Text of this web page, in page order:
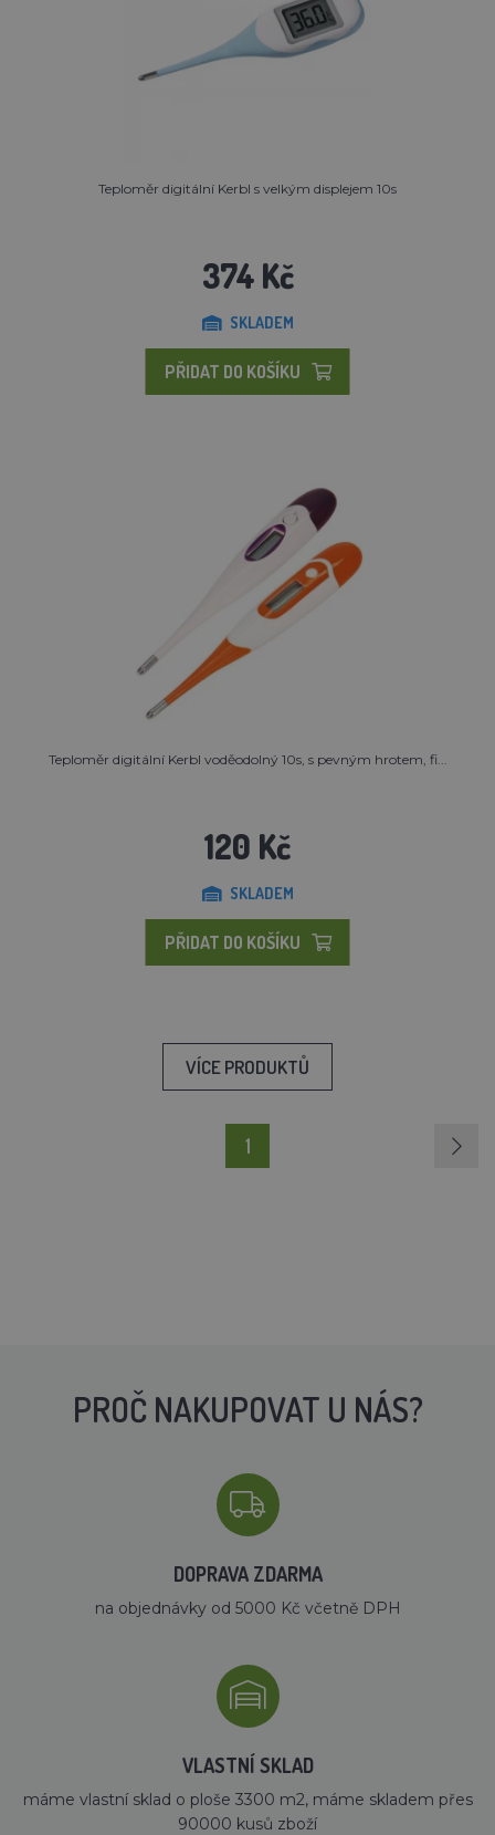
Teploměr digitální Kerbl s velkým displejem 10s
374 Kč
SKLADEM
PŘIDAT DO KOŠÍKU
Teploměr digitální Kerbl voděodolný 10s, s pevným hrotem, fi...
120 Kč
SKLADEM
PŘIDAT DO KOŠÍKU
VÍCE PRODUKTŮ
1
PROČ NAKUPOVAT U NÁS?
DOPRAVA ZDARMA
na objednávky od 5000 Kč včetně DPH
VLASTNÍ SKLAD
máme vlastní sklad o ploše 3300 m2, máme skladem přes
90000 kusů zboží